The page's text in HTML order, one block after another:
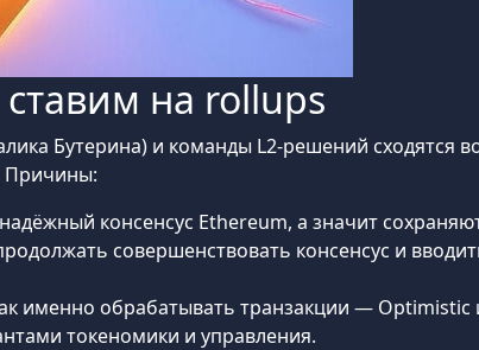
на rollups
Бутерина) и команды L2-решений сходятся
Причины:
консенсус Ethereum, а значит
совершенствовать консенсус и
именно обрабатывать транзакции — Optimistic
токеномики и управления.